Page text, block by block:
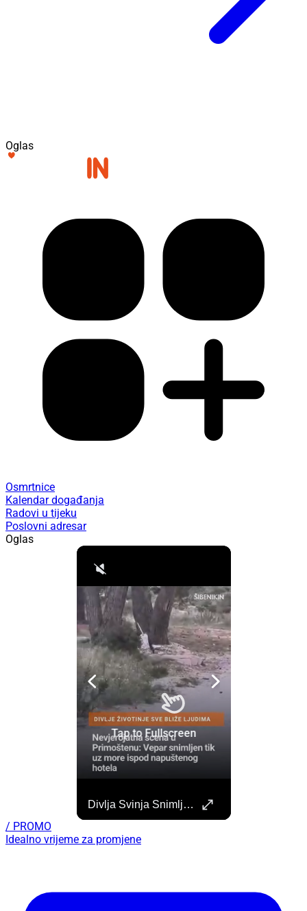
Oglas
Osmrtnice
Kalendar događanja
Radovi u tijeku
Poslovni adresar
Oglas
Divlja Svinja Snimljena Uz More U Primoštenu
/ PROMO
Idealno vrijeme za promjene